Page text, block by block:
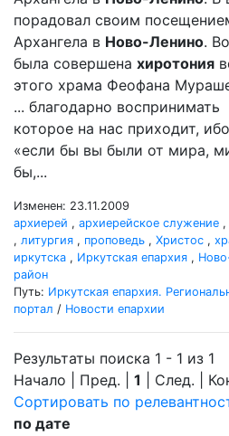
порадовал своим
Архангела в Ново-Ленино.
была совершена хиротония
этого храма Феофана
... благодарно воспринимать
которое на нас приходит, ибо
«если бы вы были от мира,
бы,...
Изменен: 23.11.2009
архиерей , архиерейское служение ,
, литургия , проповедь , Христос ,
иркутска , Иркутская епархия ,
район
Путь: Иркутская епархия.
портал / Новости епархии
Результаты поиска 1 - 1 из 1
Начало | Пред. | 1 | След. |
Сортировать по
по дате